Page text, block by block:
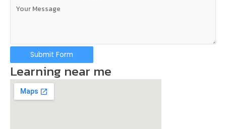
Submit Form
Learning near me